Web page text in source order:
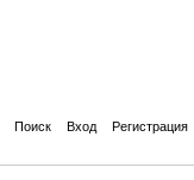
Поиск Вход Регистрация